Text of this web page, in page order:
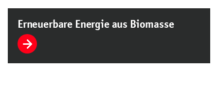
Erneuerbare Energie aus Biomasse